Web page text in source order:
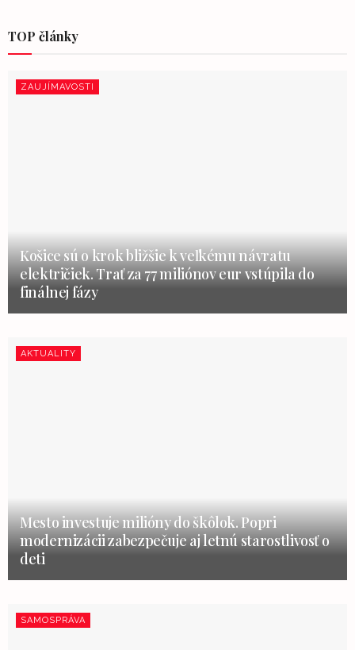
TOP články
ZAUJÍMAVOSTI
Košice sú o krok bližšie k veľkému návratu
električiek. Trať za 77 miliónov eur vstúpila do
finálnej fázy
AKTUALITY
Mesto investuje milióny do škôlok. Popri
modernizácii zabezpečuje aj letnú starostlivosť o
deti
SAMOSPRÁVA